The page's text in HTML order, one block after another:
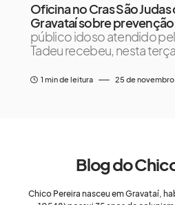
Oficina no Cras São
Gravataí sobre
público idoso atendido
Tadeu recebeu, nesta
1 min de leitura 25 de
Blog do
Chico Pereira nasceu em Gravataí,